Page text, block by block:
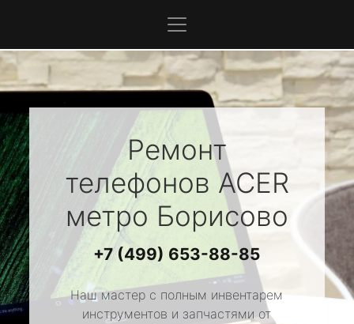
Ремонт
телефонов ACER
метро Борисово
+7 (499) 653-88-85
Наш мастер с полным инвентарем
инструментов и запчастями от